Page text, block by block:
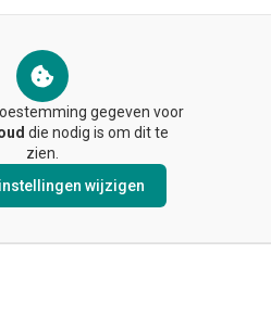
gegeven voor
die nodig is om dit te
zien.
wijzigen